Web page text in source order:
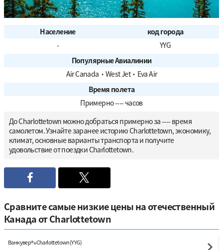
Население
код города
-
YYG
Популярные Авиалинии
Air Canada ・ West Jet・ Eva Air
Время полета
Примерно ---- часов
До Charlottetown можно добраться примерно за ---- время
самолетом. Узнайте заранее историю Charlottetown, экономику,
климат, основные варианты транспорта и получите
удовольствие от поездки Charlottetown.
Сравните самые низкие цены на отечественный
Канада от Charlottetown
Ванкувер Charlottetown(YYG)